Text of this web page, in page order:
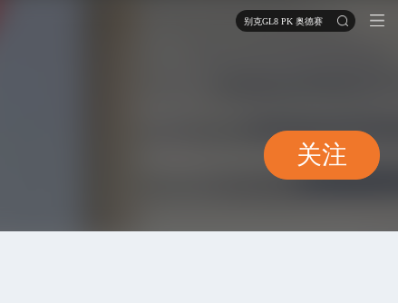
别克GL8 PK 奥德赛
关注